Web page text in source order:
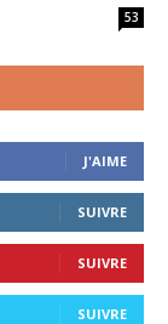
53
J'AIME
SUIVRE
SUIVRE
SUIVRE